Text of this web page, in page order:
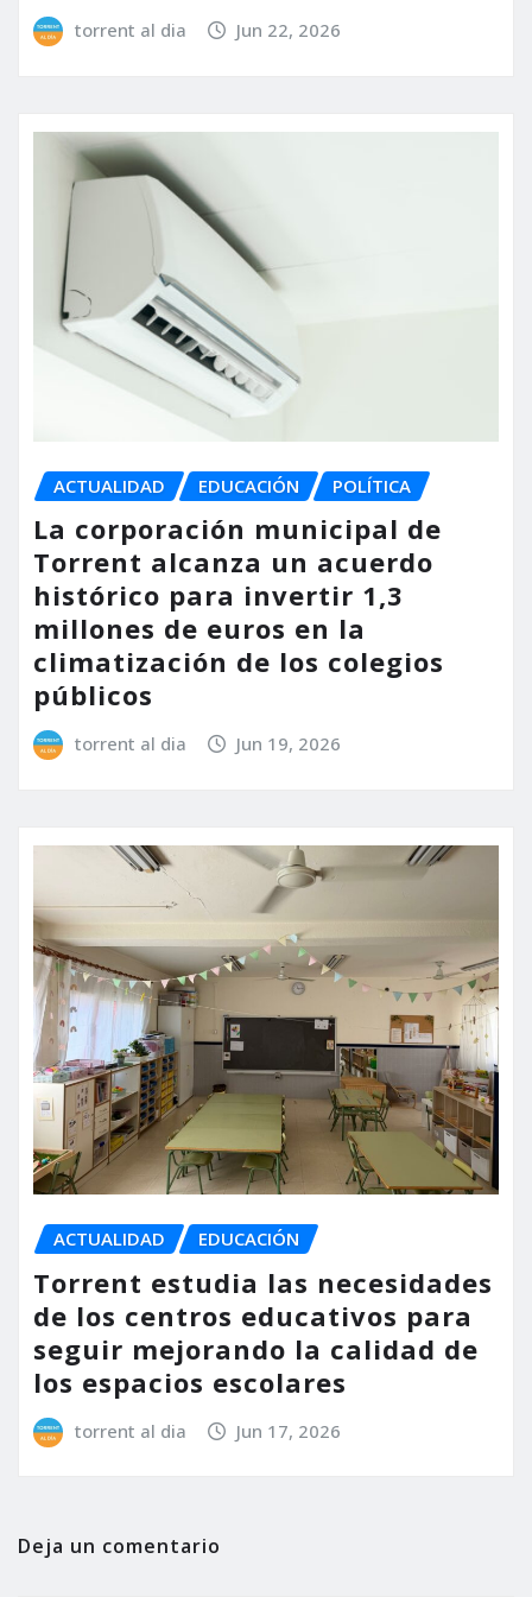
torrent al dia Jun 22, 2026
ACTUALIDAD EDUCACIÓN POLÍTICA
La corporación municipal de
Torrent alcanza un acuerdo
histórico para invertir 1,3
millones de euros en la
climatización de los colegios
públicos
torrent al dia Jun 19, 2026
ACTUALIDAD EDUCACIÓN
Torrent estudia las necesidades
de los centros educativos para
seguir mejorando la calidad de
los espacios escolares
torrent al dia Jun 17, 2026
Deja un comentario